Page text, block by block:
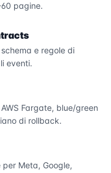
pagine.
e regole di
eventi.
Fargate, blue/green
di rollback.
Meta, Google,